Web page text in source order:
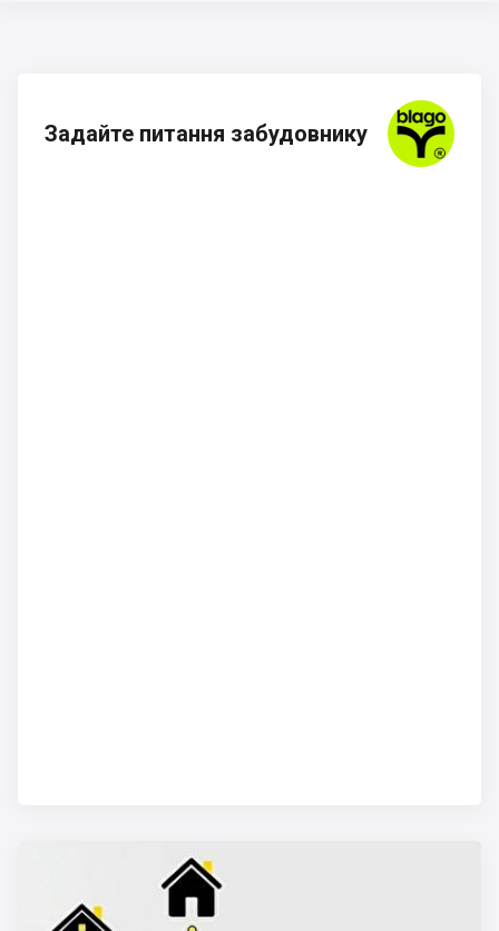
Задайте питання забудовнику